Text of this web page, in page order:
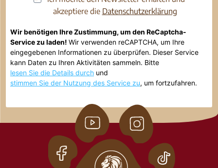
akzeptiere die Datenschutzerklärung
Wir benötigen Ihre Zustimmung, um den ReCaptcha-
Service zu laden! Wir verwenden reCAPTCHA, um Ihre
eingegebenen Informationen zu überprüfen. Dieser Service
kann Daten zu Ihren Aktivitäten sammeln. Bitte
lesen Sie die Details durch und
stimmen Sie der Nutzung des Service zu, um fortzufahren.